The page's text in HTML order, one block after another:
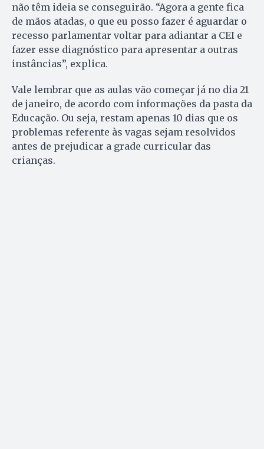
não têm ideia se conseguirão. “Agora a gente fica
de mãos atadas, o que eu posso fazer é aguardar o
recesso parlamentar voltar para adiantar a CEI e
fazer esse diagnóstico para apresentar a outras
instâncias”, explica.
Vale lembrar que as aulas vão começar já no dia 21
de janeiro, de acordo com informações da pasta da
Educação. Ou seja, restam apenas 10 dias que os
problemas referente às vagas sejam resolvidos
antes de prejudicar a grade curricular das
crianças.